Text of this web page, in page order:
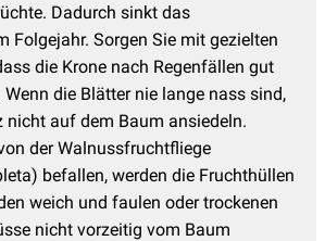
Dadurch sinkt das
Folgejahr. Sorgen Sie mit gezielten
die Krone nach Regenfällen gut
die Blätter nie lange nass sind,
nicht auf dem Baum ansiedeln.
der Walnussfruchtfliege
befallen, werden die Fruchthüllen
weich und faulen oder trockenen
nicht vorzeitig vom Baum